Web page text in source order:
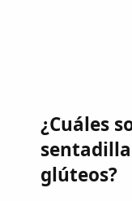
¿Cuáles
glúteos?